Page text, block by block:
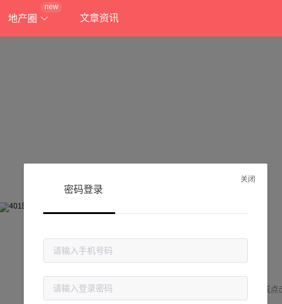
地产圈
new
文章资讯
抱歉!
请检查您输入的网址是否正确，或点
关闭
密码登录